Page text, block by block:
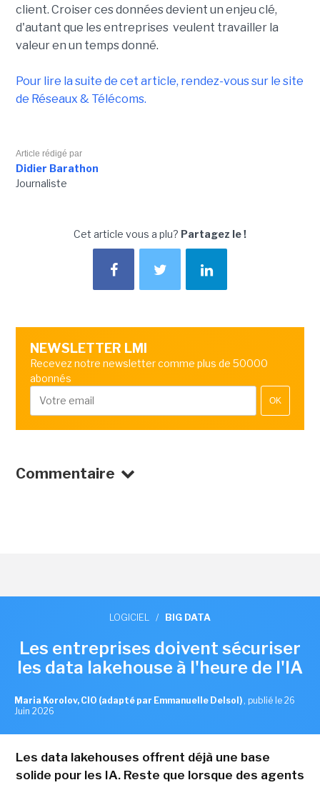
client. Croiser ces données devient un enjeu clé,
d'autant que les entreprises veulent travailler la
valeur en un temps donné.
Pour lire la suite de cet article, rendez-vous sur le site
de Réseaux & Télécoms.
Article rédigé par
Didier Barathon
Journaliste
Cet article vous a plu? Partagez le !
NEWSLETTER LMI
Recevez notre newsletter comme plus de 50000
abonnés
OK
Commentaire
LOGICIEL / BIG DATA
Les entreprises doivent sécuriser
les data lakehouse à l'heure de l'IA
Maria Korolov, CIO (adapté par Emmanuelle Delsol) , publié le 26
Juin 2026
Les data lakehouses offrent déjà une base
solide pour les IA. Reste que lorsque des agents